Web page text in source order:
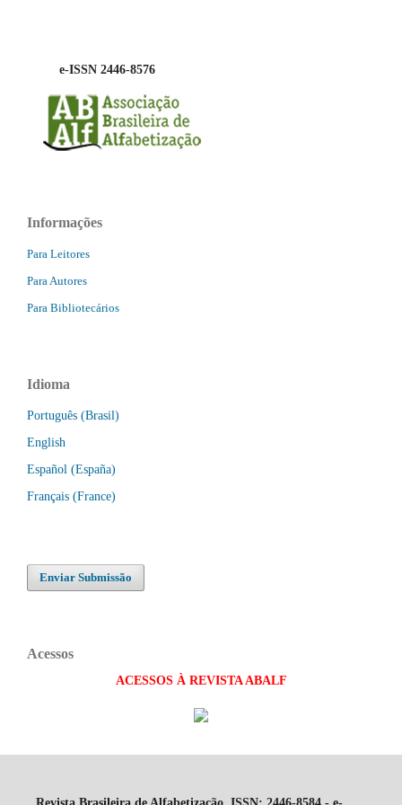
e-ISSN 2446-8576
Informações
Para Leitores
Para Autores
Para Bibliotecários
Idioma
Português (Brasil)
English
Español (España)
Français (France)
Enviar Submissão
Acessos
ACESSOS À REVISTA ABALF